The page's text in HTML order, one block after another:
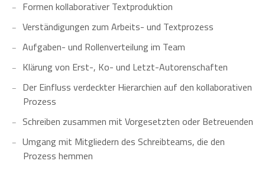
Formen kollaborativer Textproduktion
Verständigungen zum Arbeits- und Textprozess
Aufgaben- und Rollenverteilung im Team
Klärung von Erst-, Ko­- und Letzt-Autorenschaften
Der Einfluss verdeckter Hierarchien auf den kollaborativen
Prozess
Schreiben zusammen mit Vorgesetzten oder Betreuenden
Umgang mit Mitgliedern des Schreibteams, die den
Prozess hemmen